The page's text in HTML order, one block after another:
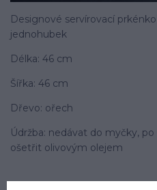
Designové servírovací
jednohubek
Délka: 46 cm
Šířka: 46 cm
Dřevo: ořech
Údržba: nedávat do myčky,
ošetřit olivovým olejem